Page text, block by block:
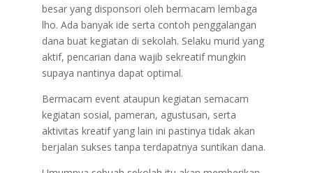
besar yang disponsori oleh bermacam lembaga
lho. Ada banyak ide serta contoh penggalangan
dana buat kegiatan di sekolah. Selaku murid yang
aktif, pencarian dana wajib sekreatif mungkin
supaya nantinya dapat optimal.
Bermacam event ataupun kegiatan semacam
kegiatan sosial, pameran, agustusan, serta
aktivitas kreatif yang lain ini pastinya tidak akan
berjalan sukses tanpa terdapatnya suntikan dana.